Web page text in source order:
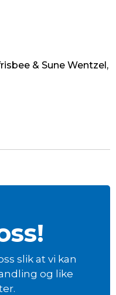
& Sune Wentzel,
slik at vi kan
og like